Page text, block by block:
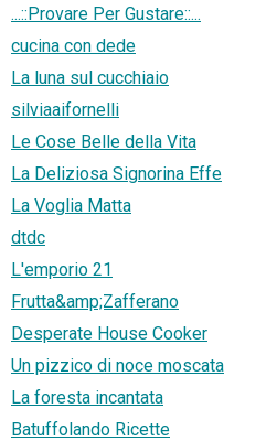
...::Provare Per Gustare::...
cucina con dede
La luna sul cucchiaio
silviaaifornelli
Le Cose Belle della Vita
La Deliziosa Signorina Effe
La Voglia Matta
dtdc
L'emporio 21
Frutta&amp;Zafferano
Desperate House Cooker
Un pizzico di noce moscata
La foresta incantata
Batuffolando Ricette